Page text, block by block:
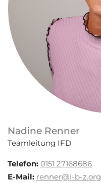
Nadine Renner
Teamleitung IFD
Telefon: 0151 27168686
E-Mail: renner@i-b-z.org